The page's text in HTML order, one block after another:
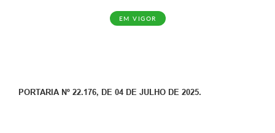
EM VIGOR
PORTARIA Nº 22.176, DE 04 DE JULHO DE 2025.